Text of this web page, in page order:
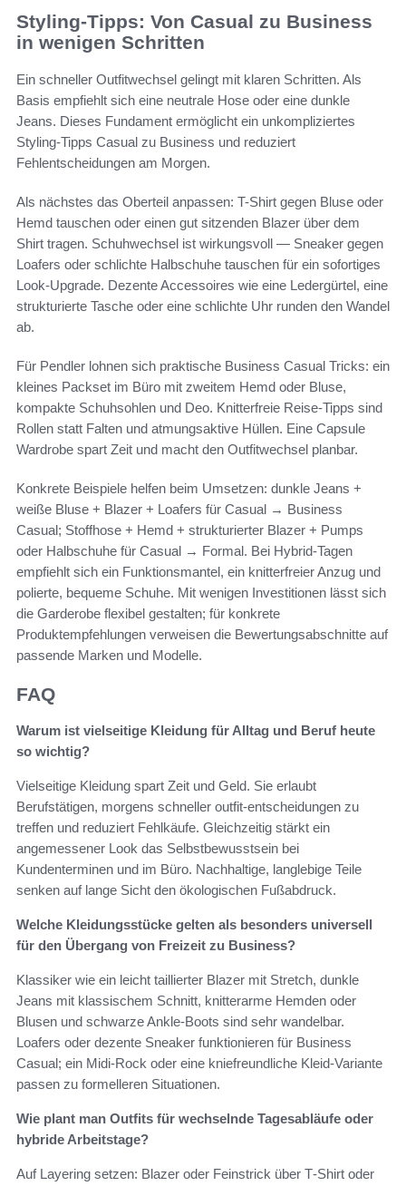
Styling-Tipps: Von Casual zu Business
in wenigen Schritten
Ein schneller Outfitwechsel gelingt mit klaren Schritten. Als
Basis empfiehlt sich eine neutrale Hose oder eine dunkle
Jeans. Dieses Fundament ermöglicht ein unkompliziertes
Styling-Tipps Casual zu Business und reduziert
Fehlentscheidungen am Morgen.
Als nächstes das Oberteil anpassen: T-Shirt gegen Bluse oder
Hemd tauschen oder einen gut sitzenden Blazer über dem
Shirt tragen. Schuhwechsel ist wirkungsvoll — Sneaker gegen
Loafers oder schlichte Halbschuhe tauschen für ein sofortiges
Look-Upgrade. Dezente Accessoires wie eine Ledergürtel, eine
strukturierte Tasche oder eine schlichte Uhr runden den Wandel
ab.
Für Pendler lohnen sich praktische Business Casual Tricks: ein
kleines Packset im Büro mit zweitem Hemd oder Bluse,
kompakte Schuhsohlen und Deo. Knitterfreie Reise-Tipps sind
Rollen statt Falten und atmungsaktive Hüllen. Eine Capsule
Wardrobe spart Zeit und macht den Outfitwechsel planbar.
Konkrete Beispiele helfen beim Umsetzen: dunkle Jeans +
weiße Bluse + Blazer + Loafers für Casual → Business
Casual; Stoffhose + Hemd + strukturierter Blazer + Pumps
oder Halbschuhe für Casual → Formal. Bei Hybrid-Tagen
empfiehlt sich ein Funktionsmantel, ein knitterfreier Anzug und
polierte, bequeme Schuhe. Mit wenigen Investitionen lässt sich
die Garderobe flexibel gestalten; für konkrete
Produktempfehlungen verweisen die Bewertungsabschnitte auf
passende Marken und Modelle.
FAQ
Warum ist vielseitige Kleidung für Alltag und Beruf heute
so wichtig?
Vielseitige Kleidung spart Zeit und Geld. Sie erlaubt
Berufstätigen, morgens schneller outfit‑entscheidungen zu
treffen und reduziert Fehlkäufe. Gleichzeitig stärkt ein
angemessener Look das Selbstbewusstsein bei
Kundenterminen und im Büro. Nachhaltige, langlebige Teile
senken auf lange Sicht den ökologischen Fußabdruck.
Welche Kleidungsstücke gelten als besonders universell
für den Übergang von Freizeit zu Business?
Klassiker wie ein leicht taillierter Blazer mit Stretch, dunkle
Jeans mit klassischem Schnitt, knitterarme Hemden oder
Blusen und schwarze Ankle‑Boots sind sehr wandelbar.
Loafers oder dezente Sneaker funktionieren für Business
Casual; ein Midi‑Rock oder eine kniefreundliche Kleid‑Variante
passen zu formelleren Situationen.
Wie plant man Outfits für wechselnde Tagesabläufe oder
hybride Arbeitstage?
Auf Layering setzen: Blazer oder Feinstrick über T‑Shirt oder